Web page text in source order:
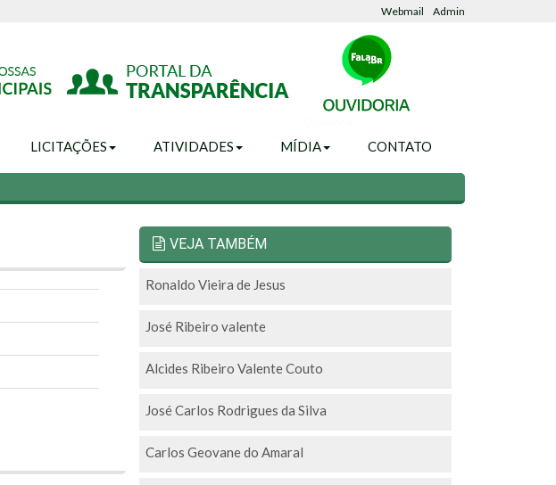
Webmail Admin
LICITAÇÕES ATIVIDADES MÍDIA CONTATO
VEJA TAMBÉM
Ronaldo Vieira de Jesus
José Ribeiro valente
Alcides Ribeiro Valente Couto
José Carlos Rodrigues da Silva
Carlos Geovane do Amaral